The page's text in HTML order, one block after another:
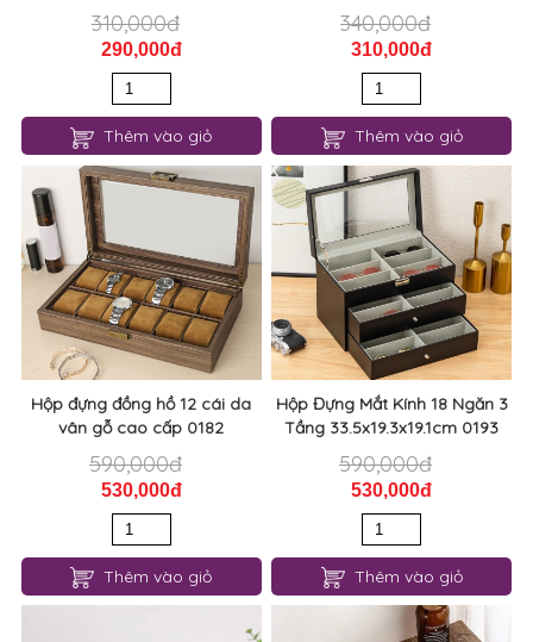
310,000đ
290,000đ
Thêm vào giỏ
340,000đ
310,000đ
Thêm vào giỏ
Hộp đựng đồng hồ 12 cái da
vân gỗ cao cấp 0182
590,000đ
530,000đ
Thêm vào giỏ
Hộp Đựng Mắt Kính 18 Ngăn 3
Tầng 33.5x19.3x19.1cm 0193
590,000đ
530,000đ
Thêm vào giỏ